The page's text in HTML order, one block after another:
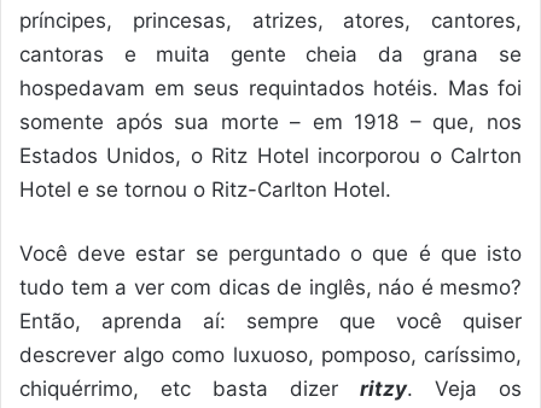
príncipes, princesas, atrizes, atores, cantores,
cantoras e muita gente cheia da grana se
hospedavam em seus requintados hotéis. Mas foi
somente após sua morte – em 1918 – que, nos
Estados Unidos, o Ritz Hotel incorporou o Calrton
Hotel e se tornou o Ritz-Carlton Hotel.
Você deve estar se perguntado o que é que isto
tudo tem a ver com dicas de inglês, náo é mesmo?
Então, aprenda aí: sempre que você quiser
descrever algo como luxuoso, pomposo, caríssimo,
chiquérrimo, etc basta dizer ritzy. Veja os